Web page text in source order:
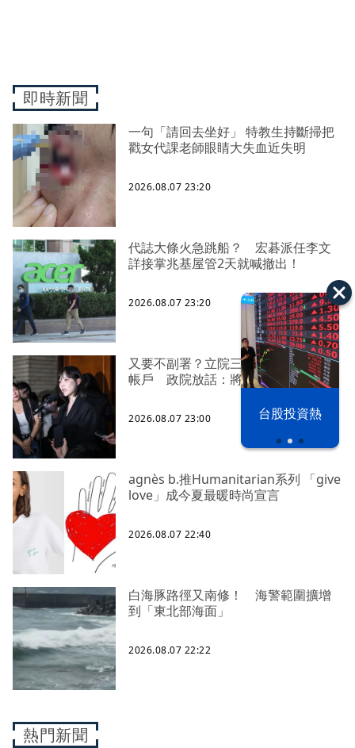
漢光42演習 台股投資熱
即時新聞
一句「請回去坐好」 特教生持斷掃把
戳女代課老師眼睛大失血近失明
2026.08.07 23:20
代誌大條火急跳船？ 宏碁派任李文
詳接掌兆基屋管2天就喊撤出！
2026.08.07 23:20
又要不副署？立院三讀藍白兒少未來
帳戶 政院放話：將採必要憲政作為
2026.08.07 23:00
agnès b.推Humanitarian系列 「give
love」成今夏最暖時尚宣言
2026.08.07 22:40
白海豚路徑又南修！ 海警範圍擴增
到「東北部海面」
2026.08.07 22:22
熱門新聞